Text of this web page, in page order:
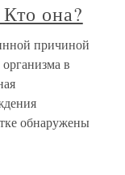
она?
причиной
в
обнаружены